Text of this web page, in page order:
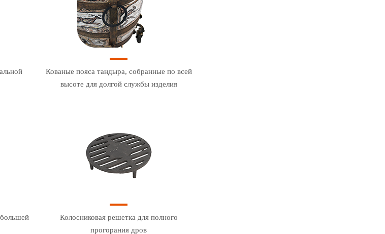
Кованые пояса тандыра, собранные по всей
высоте для долгой службы изделия
Колосниковая решетка для полного
прогорания дров